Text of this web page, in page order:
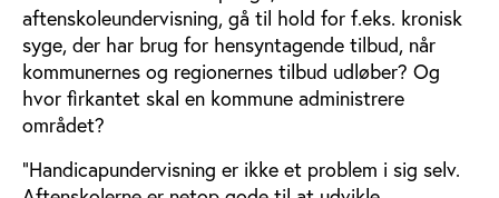
aftenskoleundervisning, gå til hold for f.eks. kronisk
syge, der har brug for hensyntagende tilbud, når
kommunernes og regionernes tilbud udløber? Og
hvor firkantet skal en kommune administrere
området?
”Handicapundervisning er ikke et problem i sig selv.